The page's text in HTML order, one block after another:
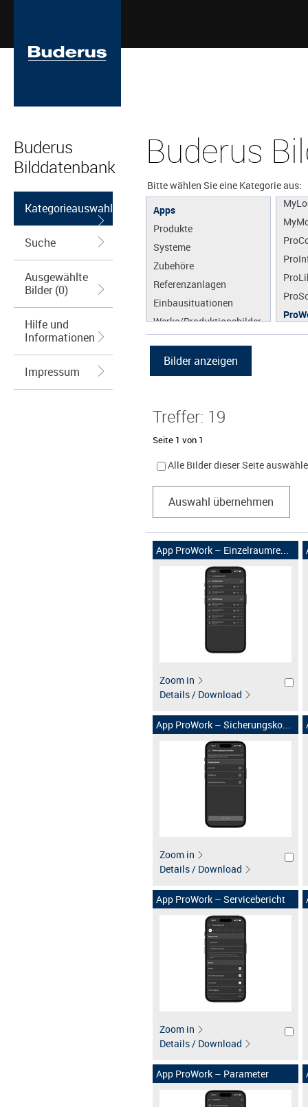
Buderus
Bilddatenbank
Kategorieauswahl
Suche
Ausgewählte
Bilder (0)
Hilfe und
Informationen
Impressum
Buderus
Bitte wählen Sie eine Kategorie aus:
Apps
Produkte
Systeme
Zubehöre
Referenzanlagen
Einbausituationen
Werke/Produktionsbilder
Grafiken
Treffer: 19
Seite 1 von 1
Alle Bilder dieser Seite
Auswahl übernehmen
App ProWork – Einzelraumre...
Zoom in
Details / Download
App ProWork – Sicherungsko...
Zoom in
Details / Download
App ProWork – Servicebericht
Zoom in
Details / Download
App ProWork – Parameter